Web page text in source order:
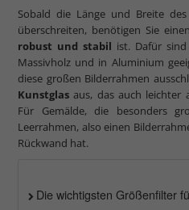
Sobald die Länge und Breite
überschreiten, benötigen Sie
robust und stabil ist. Dafür
Massivholz und in Aluminium
diese großen Bilderrahmen
Kunstglas aus, das auch leichter
Für Gemälde, die besonders
Leerrahmen, also einen
Rückwand hat.
Die wichtigsten Größenfilter